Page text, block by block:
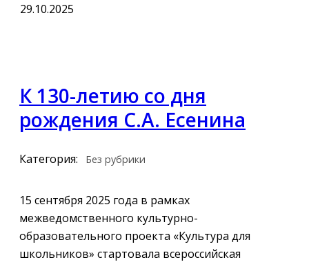
29.10.2025
К 130-летию со дня
рождения С.А. Есенина
Категория: Без рубрики
15 сентября 2025 года в рамках
межведомственного культурно-
образовательного проекта «Культура для
школьников» стартовала всероссийская